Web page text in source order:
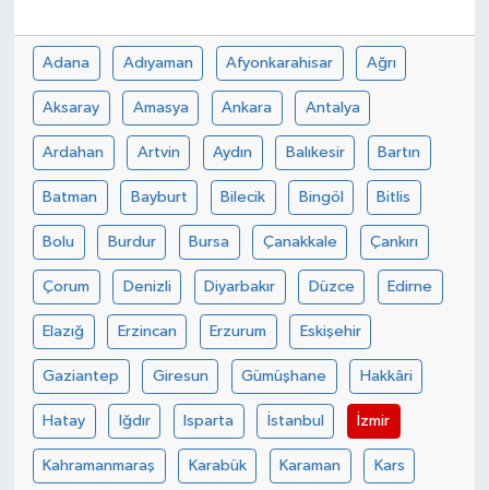
Adana Adıyaman Afyonkarahisar Ağrı
Aksaray Amasya Ankara Antalya
Ardahan Artvin Aydın Balıkesir Bartın
Batman Bayburt Bilecik Bingöl Bitlis
Bolu Burdur Bursa Çanakkale Çankırı
Çorum Denizli Diyarbakır Düzce Edirne
Elazığ Erzincan Erzurum Eskişehir
Gaziantep Giresun Gümüşhane Hakkâri
Hatay Iğdır Isparta İstanbul İzmir
Kahramanmaraş Karabük Karaman Kars